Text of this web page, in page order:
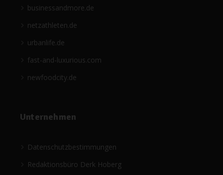
businessandmore.de
netzathleten.de
urbanlife.de
fast-and-luxurious.com
newfoodcity.de
Unternehmen
Datenschutzbestimmungen
Redaktionsbüro Derk Hoberg